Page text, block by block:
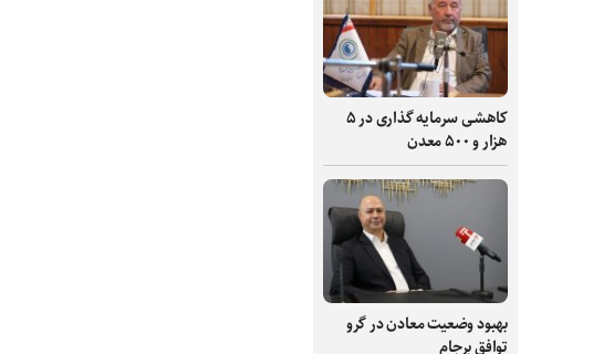
کاهشی سرمایه گذاری در ۵
هزار و ۵۰۰ معدن
بهبود وضعیت معادن در گرو
توافق برجام